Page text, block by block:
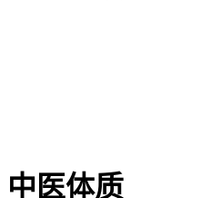
中医体质